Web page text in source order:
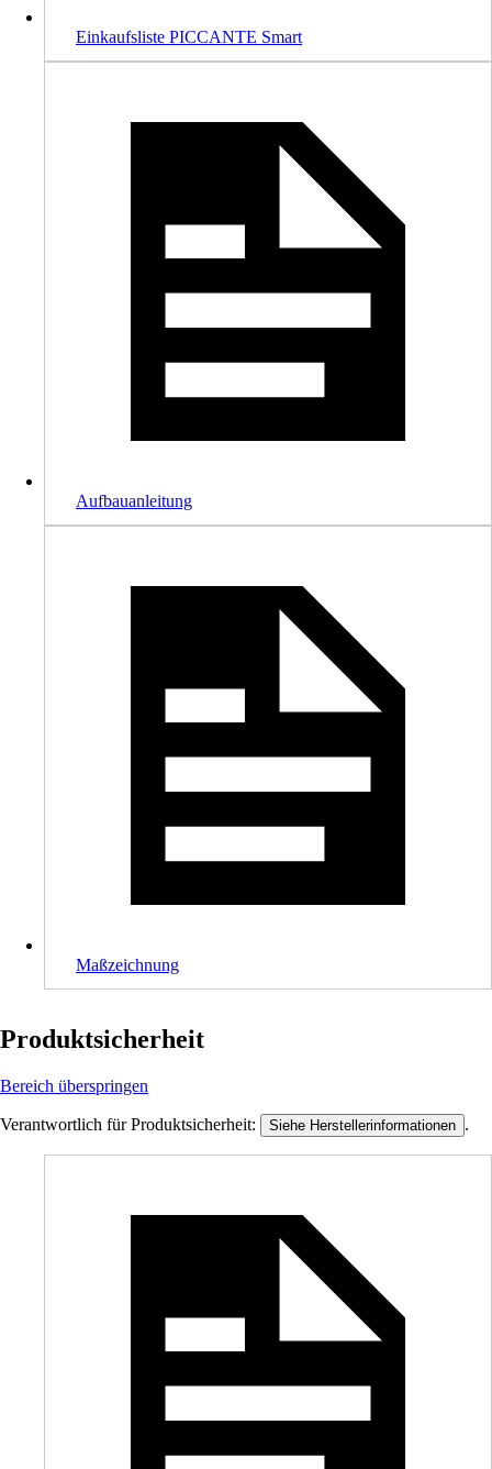
Einkaufsliste PICCANTE Smart
Aufbauanleitung
Maßzeichnung
Produktsicherheit
Bereich überspringen
Verantwortlich für Produktsicherheit: Siehe Herstellerinformationen .